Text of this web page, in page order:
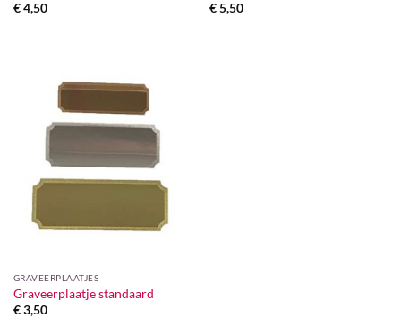
€4,50
€5,50
GRAVEERPLAATJES
Graveerplaatje standaard
€3,50